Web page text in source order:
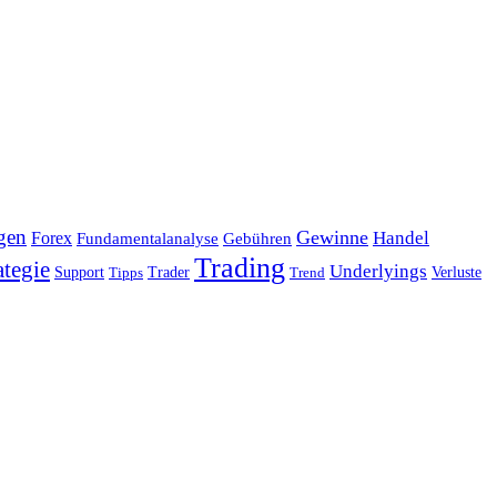
Forex Fundamentalanalyse Gebühren Gewinne Handel
Support Tipps Trader Trading Trend Underlyings Verluste